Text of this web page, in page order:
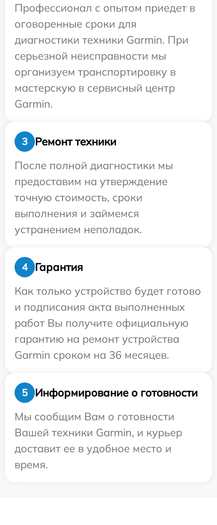
Профессионал с опытом приедет в
оговоренные сроки для
диагностики техники Garmin. При
серьезной неисправности мы
организуем транспортировку в
мастерскую в сервисный центр
Garmin.
3
Ремонт техники
После полной диагностики мы
предоставим на утверждение
точную стоимость, сроки
выполнения и займемся
устранением неполадок.
4
Гарантия
Как только устройство будет готово
и подписания акта выполненных
работ Вы получите официальную
гарантию на ремонт устройства
Garmin сроком на 36 месяцев.
5
Информирование о готовности
Мы сообщим Вам о готовности
Вашей техники Garmin, и курьер
доставит ее в удобное место и
время.